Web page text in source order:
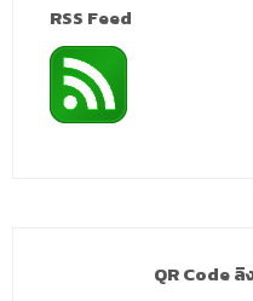
RSS Feed
QR Code